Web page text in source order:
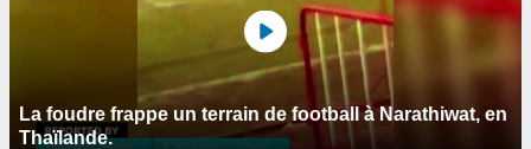
La foudre frappe un terrain de football à Narathiwat, en
Thaïlande.